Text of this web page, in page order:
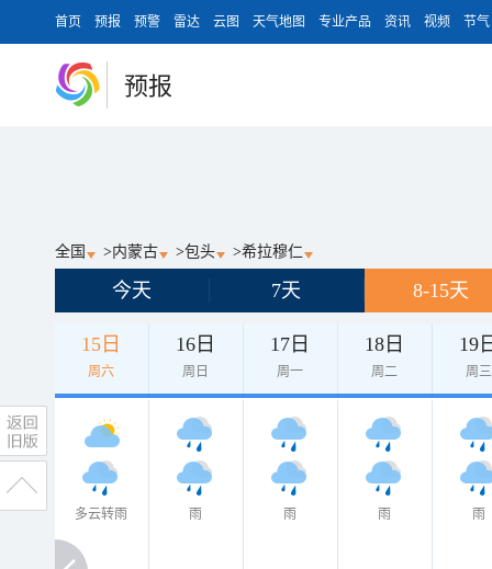
首页 预报 预警 雷达 云图 天气地图 专业产品 资讯 视频 节气
预报
全国 >内蒙古 >包头 >希拉穆仁
今天 7天 8-15天
15日
周六
16日
周日
17日
周一
18日
周二
19
周三
多云转雨 雨 雨 雨 雨